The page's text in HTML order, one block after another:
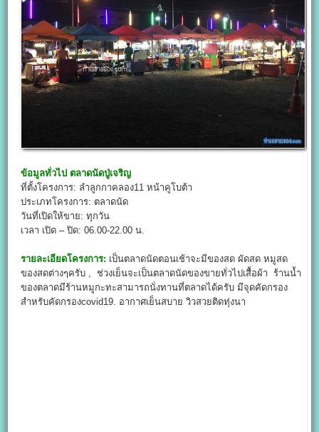
ข้อมูลทั่วไป ตลาดนัดปู่เจริญ
ที่ตั้งโครงการ: ลำลูกกาคลอง11 หน้าคูโบต้า
ประเภทโครงการ: ตลาดนัด
วันที่เปิดให้ขาย: ทุกวัน
เวลา เปิด – ปิด: 06.00-22.00 น.
รายละเอียดโครงการ: เป็นตลาดนัดตอนเช้าจะมีของสด ผัดสด หมูสด
ของสดต่างๆครับ , ช่วงเย็นจะเป็นตลาดนัดของขายทั่วไปเสื้อผ้า ร้านนํ้า
ของตลาดมีร้านหมูกะทะสามารถนั่งทานที่ตลาดได้ครับ มีจุดคัดกรอง
สำหรับคัดกรองcovid19. อากาศเย็นสบาย วิวสวยติดทุ่งนา